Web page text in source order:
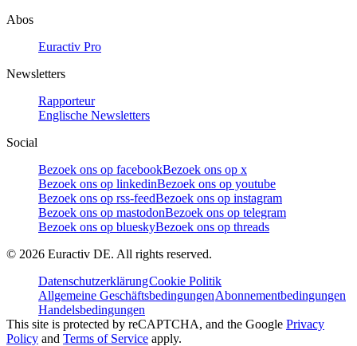
Abos
Euractiv Pro
Newsletters
Rapporteur
Englische Newsletters
Social
Bezoek ons op facebookBezoek ons op x
Bezoek ons op linkedinBezoek ons op youtube
Bezoek ons op rss-feedBezoek ons op instagram
Bezoek ons op mastodonBezoek ons op telegram
Bezoek ons op blueskyBezoek ons op threads
© 2026 Euractiv DE. All rights reserved.
DatenschutzerklärungCookie Politik
Allgemeine GeschäftsbedingungenAbonnementbedingungen
Handelsbedingungen
This site is protected by reCAPTCHA, and the Google Privacy
Policy and Terms of Service apply.